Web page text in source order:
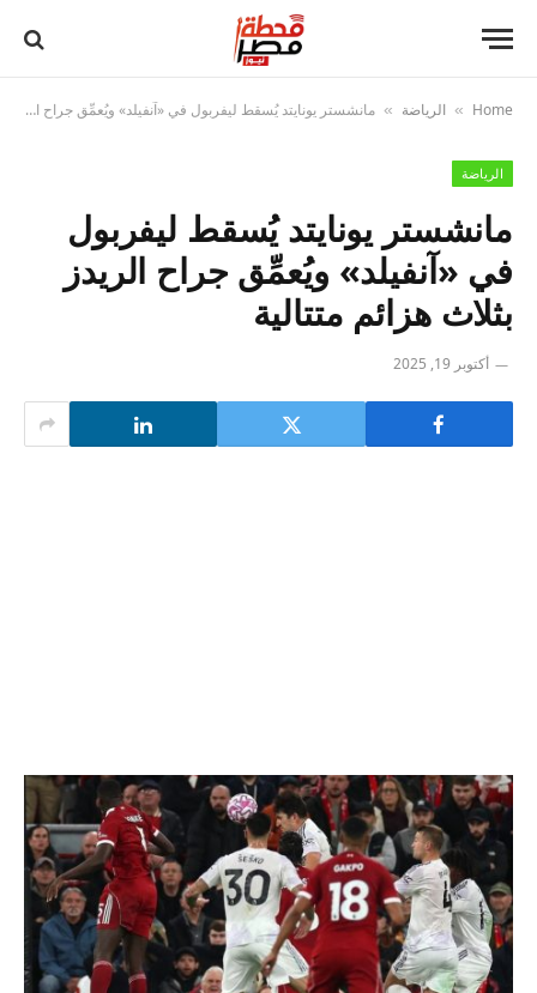
Home
» الرياضة » مانشستر يونايتد يُسقط ليفربول في «آنفيلد» ويُعمِّق جراح الريدز بثلاث هزائم متتالية
الرياضة
مانشستر يونايتد يُسقط ليفربول
في «آنفيلد» ويُعمِّق جراح الريدز
بثلاث هزائم متتالية
أكتوبر 19, 2025